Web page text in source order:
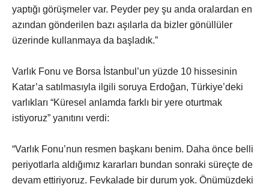
yaptığı görüşmeler var. Peyder pey şu anda oralardan en
azından gönderilen bazı aşılarla da bizler gönüllüler
üzerinde kullanmaya da başladık.”
Varlık Fonu ve Borsa İstanbul’un yüzde 10 hissesinin
Katar’a satılmasıyla ilgili soruya Erdoğan, Türkiye’deki
varlıkları “Küresel anlamda farklı bir yere oturtmak
istiyoruz” yanıtını verdi:
“Varlık Fonu’nun resmen başkanı benim. Daha önce belli
periyotlarla aldığımız kararları bundan sonraki süreçte de
devam ettiriyoruz. Fevkalade bir durum yok. Önümüzdeki